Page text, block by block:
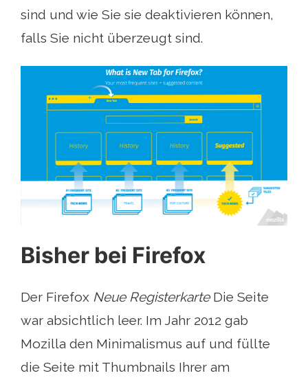
sind und wie Sie sie deaktivieren können,
falls Sie nicht überzeugt sind.
Bisher bei Firefox
Der Firefox Neue RegisterkarteDie Seite
war absichtlich leer. Im Jahr 2012 gab
Mozilla den Minimalismus auf und füllte
die Seite mit Thumbnails Ihrer am